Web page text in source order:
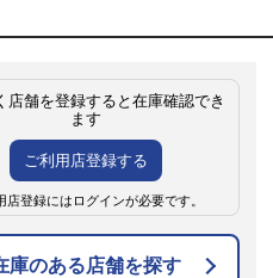
店舗を登録すると在庫確認でき
ます
ご利用店登録する
店登録にはログインが必要です。
庫のある店舗を探す